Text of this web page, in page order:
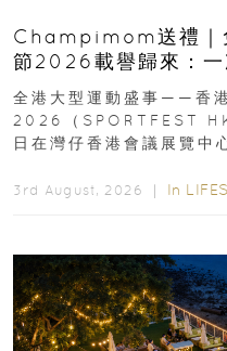
Champimom送禮｜
節2026載譽歸來：一
動、街舞比賽＋逾百
全港大型運動盛事——香
2026（SPORTFEST
日在灣仔香港會議展覽中
3rd August, 2026 ｜ In